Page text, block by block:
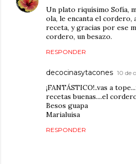
Un plato riquísimo Sofía,
ola, le encanta el cordero,
receta, y gracias por ese
cordero, un besazo.
RESPONDER
decocinasytacones 10 de
¡FANTÁSTICO!..vas a
recetas buenas....el
Besos guapa
Marialuisa
RESPONDER